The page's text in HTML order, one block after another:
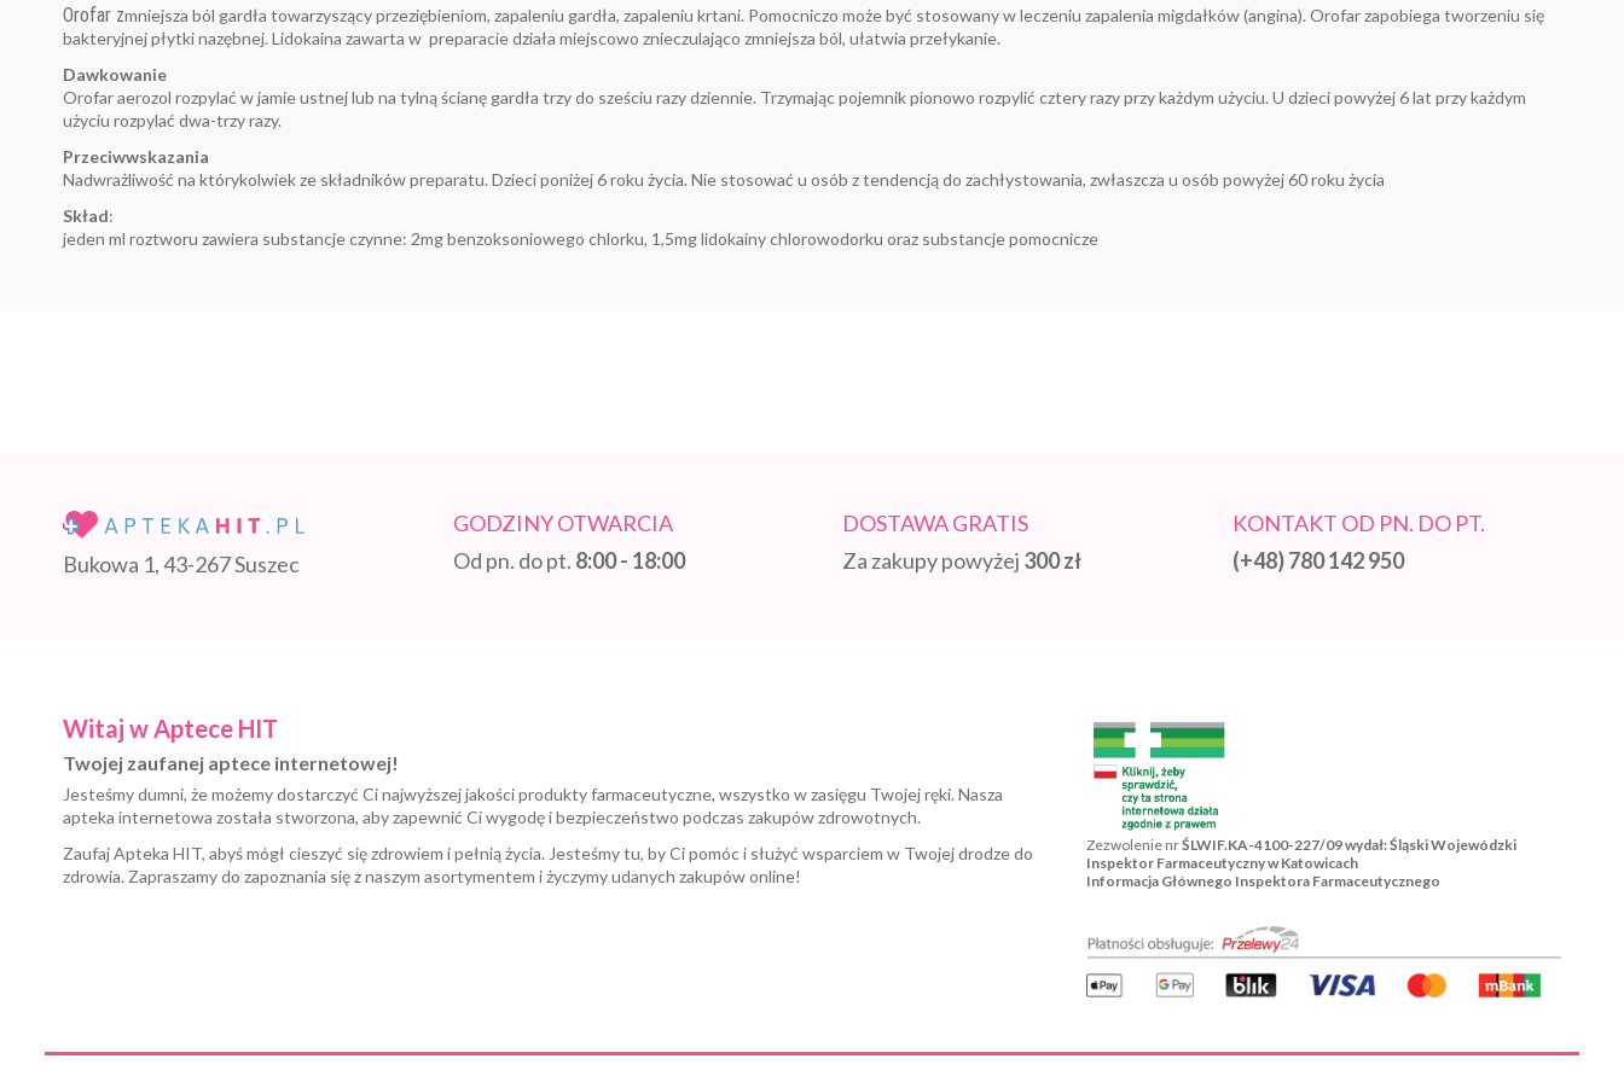
Orofar zmniejsza ból gardła towarzyszący przeziębieniom, zapaleniu gardła, zapaleniu krtani. Pomocniczo może być stosowany w leczeniu zapalenia migdałków (angina). Orofar zapobiega tworzeniu się
bakteryjnej płytki nazębnej. Lidokaina zawarta w preparacie działa miejscowo znieczulająco zmniejsza ból, ułatwia przełykanie.
Dawkowanie
Orofar aerozol rozpylać w jamie ustnej lub na tylną ścianę gardła trzy do sześciu razy dziennie. Trzymając pojemnik pionowo rozpylić cztery razy przy każdym użyciu. U dzieci powyżej 6 lat przy każdym
użyciu rozpylać dwa-trzy razy.
Przeciwwskazania
Nadwrażliwość na którykolwiek ze składników preparatu. Dzieci poniżej 6 roku życia. Nie stosować u osób z tendencją do zachłystowania, zwłaszcza u osób powyżej 60 roku życia
Skład:
jeden ml roztworu zawiera substancje czynne: 2mg benzoksoniowego chlorku, 1,5mg lidokainy chlorowodorku oraz substancje pomocnicze
Bukowa 1, 43-267 Suszec
GODZINY OTWARCIA
Od pn. do pt. 8:00 - 18:00
DOSTAWA GRATIS
Za zakupy powyżej 300 zł
KONTAKT OD PN. DO PT.
(+48) 780 142 950
Witaj w Aptece HIT
Twojej zaufanej aptece internetowej!
Jesteśmy dumni, że możemy dostarczyć Ci najwyższej jakości produkty farmaceutyczne, wszystko w zasięgu Twojej ręki. Nasza
apteka internetowa została stworzona, aby zapewnić Ci wygodę i bezpieczeństwo podczas zakupów zdrowotnych.
Zaufaj Apteka HIT, abyś mógł cieszyć się zdrowiem i pełnią życia. Jesteśmy tu, by Ci pomóc i służyć wsparciem w Twojej drodze do
zdrowia. Zapraszamy do zapoznania się z naszym asortymentem i życzymy udanych zakupów online!
Zezwolenie nrŚLWIF.KA-4100-227/09 wydał: Śląski Wojewódzki
Inspektor Farmaceutyczny w Katowicach
Informacja Głównego Inspektora Farmaceutycznego